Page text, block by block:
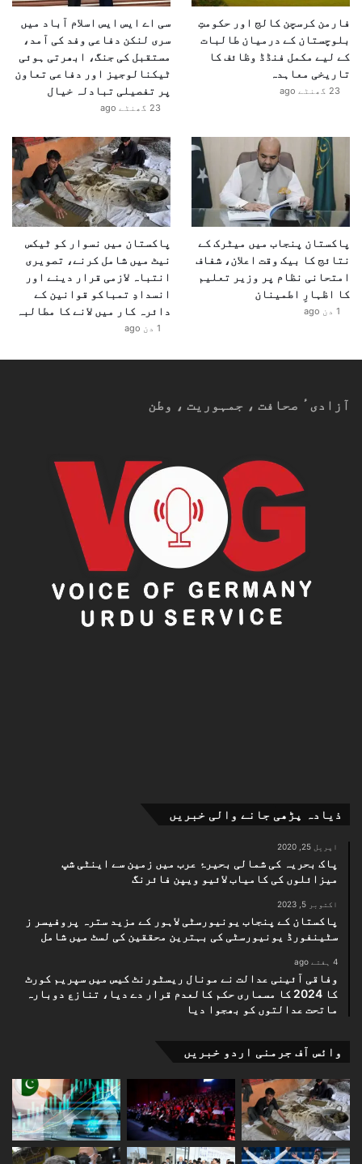
فارمن کرسچن کالج اور حکومتِ
بلوچستان کے درمیان طالبات
کے لیے مکمل فنڈڈ وظائف کا
تاریخی معاہدہ
23 گھنٹے ago
سی اے ایس ایس اسلام آباد میں
سری لنکن دفاعی وفد کی آمد،
مستقبل کی جنگ، ابھرتی ہوئی
ٹیکنالوجیز اور دفاعی تعاون
پر تفصیلی تبادلہ خیال
23 گھنٹے ago
پاکستان پنجاب میں میٹرک کے
نتائج کا بیک وقت اعلان، شفاف
امتحانی نظام پر وزیر تعلیم
کا اظہارِ اطمینان
1 دن ago
پاکستان میں نسوار کو ٹیکس
نیٹ میں شامل کرنے، تصویری
انتباہ لازمی قرار دینے اور
انسدادِ تمباکو قوانین کے
دائرہ کار میں لانے کا مطالبہ
1 دن ago
آزادیٴ صحافت ، جمہوریت ، وطن
ذیادہ پڑھی جانے والی خبریں
اپریل 25, 2020
پاک بحریہ کی شمالی بحیرۂ عرب میں زمین سے اینٹی شپ
میزائلوں کی کامیاب لائیو ویپن فائرنگ
اکتوبر 5, 2023
پاکستان کے پنجاب یونیورسٹی لاہور کے مزید سترہ پروفیسر ز
سٹینفورڈ یونیورسٹی کی بہترین محققین کی لسٹ میں شامل
4 ہفتے ago
وفاقی آئینی عدالت نے مونال ریسٹورنٹ کیس میں سپریم کورٹ
کا 2024 کا مسماری حکم کالعدم قرار دے دیا، تنازع دوبارہ
ماتحت عدالتوں کو بھجوا دیا
وائس آف جرمنی اردو خبریں